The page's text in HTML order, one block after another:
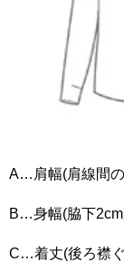
A…肩幅(肩線間
B…身幅(脇下
C…着丈(後ろ襟